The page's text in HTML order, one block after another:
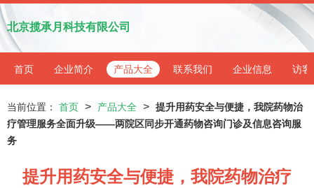
北京揽承月科技有限公司
首页 企业简介 产品大全 联系我们 企业信息 访客
当前位置： 首页 > 产品大全 > 提升用药安全与便捷，我院药物治
疗管理服务全面升级——两院区同步开通药物咨询门诊及信息咨询服
务
提升用药安全与便捷，我院药物治疗